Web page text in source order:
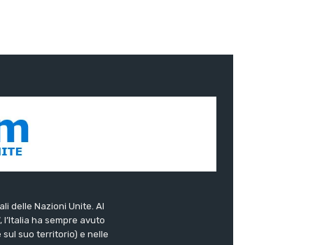
delle Nazioni Unite. Al
ha sempre avuto
sul suo territorio) e nelle